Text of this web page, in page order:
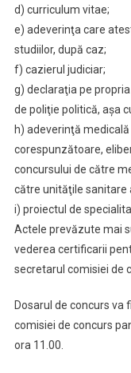
d) curriculum vitae;
e) adeverinţa care
studiilor, după caz;
f) cazierul judiciar;
g) declaraţia pe
de poliţie politică, aşa
h) adeverinţă
corespunzătoare,
concursului de către
către unităţile sanitare
i) proiectul de
Actele prevăzute mai
vederea certificarii
secretarul comisiei de
Dosarul de concurs va
comisiei de concurs
ora 11.00.